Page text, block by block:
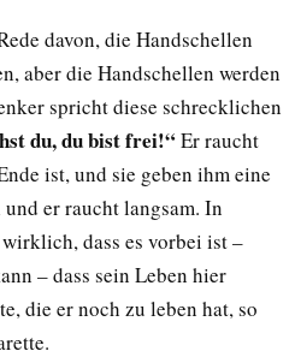
davon, die Handschellen
aber die Handschellen werden
spricht diese schrecklichen
du, du bist frei!“Er raucht
ist, und sie geben ihm eine
er raucht langsam. In
dass es vorbei ist –
– dass sein Leben hier
die er noch zu leben hat, so